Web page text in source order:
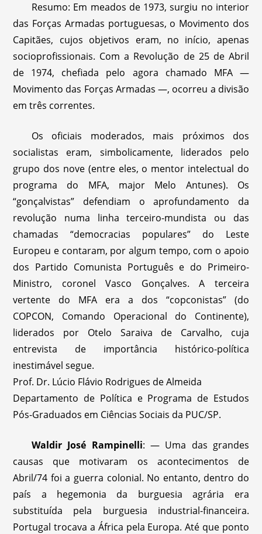
Resumo: Em meados de 1973, surgiu no interior
das Forças Armadas portuguesas, o Movimento dos
Capitães, cujos objetivos eram, no início, apenas
socioprofissionais. Com a Revolução de 25 de Abril
de 1974, chefiada pelo agora chamado MFA —
Movimento das Forças Armadas —, ocorreu a divisão
em três correntes.
Os oficiais moderados, mais próximos dos
socialistas eram, simbolicamente, liderados pelo
grupo dos nove (entre eles, o mentor intelectual do
programa do MFA, major Melo Antunes). Os
“gonçalvistas” defendiam o aprofundamento da
revolução numa linha terceiro-mundista ou das
chamadas “democracias populares” do Leste
Europeu e contaram, por algum tempo, com o apoio
dos Partido Comunista Português e do Primeiro-
Ministro, coronel Vasco Gonçalves. A terceira
vertente do MFA era a dos “copconistas” (do
COPCON, Comando Operacional do Continente),
liderados por Otelo Saraiva de Carvalho, cuja
entrevista de importância histórico-política
inestimável segue.
Prof. Dr. Lúcio Flávio Rodrigues de Almeida
Departamento de Política e Programa de Estudos
Pós-Graduados em Ciências Sociais da PUC/SP.
Waldir José Rampinelli: — Uma das grandes
causas que motivaram os acontecimentos de
Abril/74 foi a guerra colonial. No entanto, dentro do
país a hegemonia da burguesia agrária era
substituída pela burguesia industrial-financeira.
Portugal trocava a África pela Europa. Até que ponto